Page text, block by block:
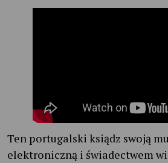
Ten portugalski ksiądz swoją
elektroniczną i świadectwem